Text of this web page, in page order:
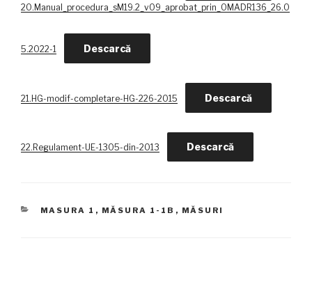
20.Manual_procedura_sM19.2_v09_aprobat_prin_OMADR136_26.0
5.2022-1 Descarcă
21.HG-modif-completare-HG-226-2015 Descarcă
22.Regulament-UE-1305-din-2013 Descarcă
CATEGORII
MASURA 1 , MĂSURA 1-1B , MĂSURI